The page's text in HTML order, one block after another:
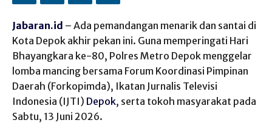
Jabaran.id – Ada pemandangan menarik dan santai di
Kota Depok akhir pekan ini. Guna memperingati Hari
Bhayangkara ke-80, Polres Metro Depok menggelar
lomba mancing bersama Forum Koordinasi Pimpinan
Daerah (Forkopimda), Ikatan Jurnalis Televisi
Indonesia (IJTI) Depok, serta tokoh masyarakat pada
Sabtu, 13 Juni 2026.